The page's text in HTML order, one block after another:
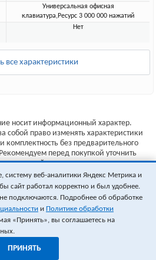
Универсальная офисная
клавиатура,Ресурс 3 000 000 нажатий
Нет
все характеристики
носит информационный характер.
собой право изменять характеристики
комплектность без предварительного
перед покупкой уточнить
на сайте производителя.
публичной офертой (ст.435 ГК РФ).
товара уточняйте у менеджера.
веб-аналитики Яндекс Метрика и
сайт работал корректно и был удобнее.
не подключаются. Подробнее об обработке
и Политике обработки
«Принять», вы соглашаетесь на
ПРИНЯТЬ